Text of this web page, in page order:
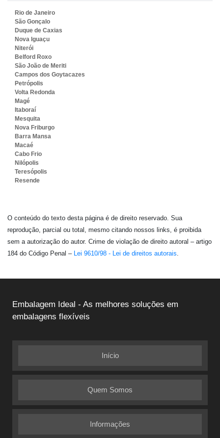
Rio de Janeiro
São Gonçalo
Duque de Caxias
Nova Iguaçu
Niterói
Belford Roxo
São João de Meriti
Campos dos Goytacazes
Petrópolis
Volta Redonda
Magé
Itaboraí
Mesquita
Nova Friburgo
Barra Mansa
Macaé
Cabo Frio
Nilópolis
Teresópolis
Resende
O conteúdo do texto desta página é de direito reservado. Sua
reprodução, parcial ou total, mesmo citando nossos links, é proibida
sem a autorização do autor. Crime de violação de direito autoral – artigo
184 do Código Penal – Lei 9610/98 - Lei de direitos autorais.
Embalagem Ideal - As melhores soluções em
embalagens flexíveis
Início
Quem Somos
Informações